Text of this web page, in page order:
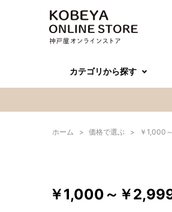
カテゴリから探す
ホーム > 価格で選ぶ > ￥1,000
￥1,000～￥